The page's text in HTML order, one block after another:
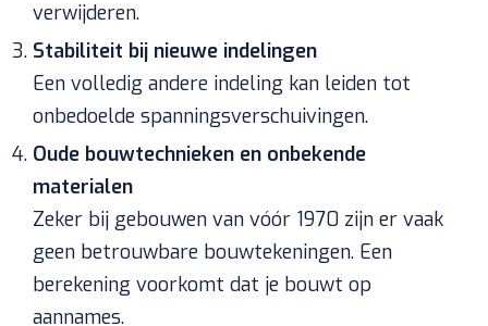
verwijderen.
Stabiliteit bij nieuwe indelingen
Een volledig andere indeling kan leiden tot
onbedoelde spanningsverschuivingen.
Oude bouwtechnieken en onbekende
materialen
Zeker bij gebouwen van vóór 1970 zijn er vaak
geen betrouwbare bouwtekeningen. Een
berekening voorkomt dat je bouwt op
aannames.